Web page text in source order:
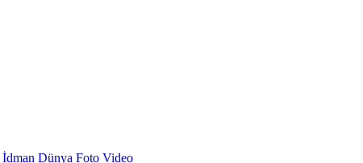
İdman Dünya Foto Video